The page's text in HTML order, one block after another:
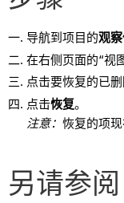
导航到项目的观
在右侧页面的“视
点击要恢复的已
点击恢复。
注意： 恢复的项
另请参阅